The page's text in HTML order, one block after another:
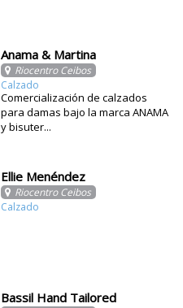
Anama & Martina
Riocentro Ceibos
Calzado
Comercialización de calzados
para damas bajo la marca ANAMA
y bisuter...
Ellie Menéndez
Riocentro Ceibos
Calzado
Bassil Hand Tailored